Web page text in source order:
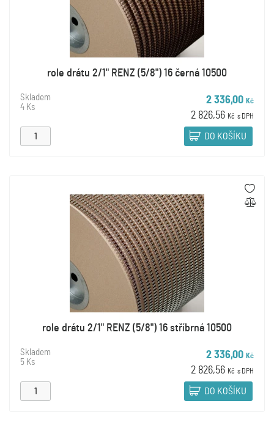
role drátu 2/1" RENZ (5/8") 16 černá 10500
Skladem
4 Ks
2 336,00 Kč
2 826,56 Kč s DPH
DO KOŠÍKU
role drátu 2/1" RENZ (5/8") 16 stříbrná 10500
Skladem
5 Ks
2 336,00 Kč
2 826,56 Kč s DPH
DO KOŠÍKU